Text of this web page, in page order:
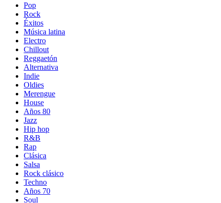
Pop
Rock
Éxitos
Música latina
Electro
Chillout
Reggaetón
Alternativa
Indie
Oldies
Merengue
House
Años 80
Jazz
Hip hop
R&B
Rap
Clásica
Salsa
Rock clásico
Techno
Años 70
Soul